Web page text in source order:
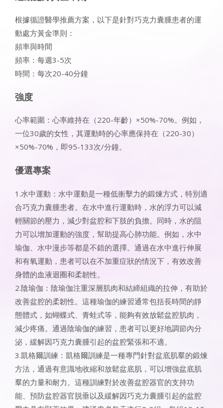
根據循證醫學推薦方案，以下是針對巧克力囊腫患者的運
動處方黃金準則：
頻率與時間
頻率：每週3-5次
時間：每次20-40分鐘
強度
心率範圍：心率維持在（220-年齡）×50%-70%。例如，
一位30歲的女性，其運動時的心率應保持在（220-30）
×50%-70%，即95-133次/分鐘。
優選專案
1.水中運動：水中運動是一種低衝擊力的鍛煉方式，特別適
合巧克力囊腫患者。在水中進行運動時，水的浮力可以減
輕關節的壓力，減少對盆腔和下肢的負擔。同時，水的阻
力可以增加運動的強度，幫助提高心肺功能。例如，水中
瑜伽、水中漫步等都是不錯的選擇。通過在水中進行伸展
和有氧運動，患者可以在不加重症狀的情況下，有效改善
身體的血液迴圈和柔韌性。
2.陰瑜伽：陰瑜伽注重深層肌肉和結締組織的拉伸，有助於
改善盆腔的柔韌性。這種瑜伽的練習通常包括長時間的靜
態體式，如蝴蝶式、青蛙式等，能夠有效放鬆盆腔肌肉，
減少疼痛。通過陰瑜伽的練習，患者可以更好地調節內分
泌，緩解因巧克力囊腫引起的盆腔緊張和不適。
3.凱格爾訓練：凱格爾訓練是一種專門針對盆底肌羣的鍛煉
方法，通過有意識地收縮和放鬆盆底肌，可以增強盆底肌
羣的力量和耐力。這種訓練對於改善盆腔器官的支持功
能、預防盆腔器官脱垂以及緩解因巧克力囊腫引起的盆腔